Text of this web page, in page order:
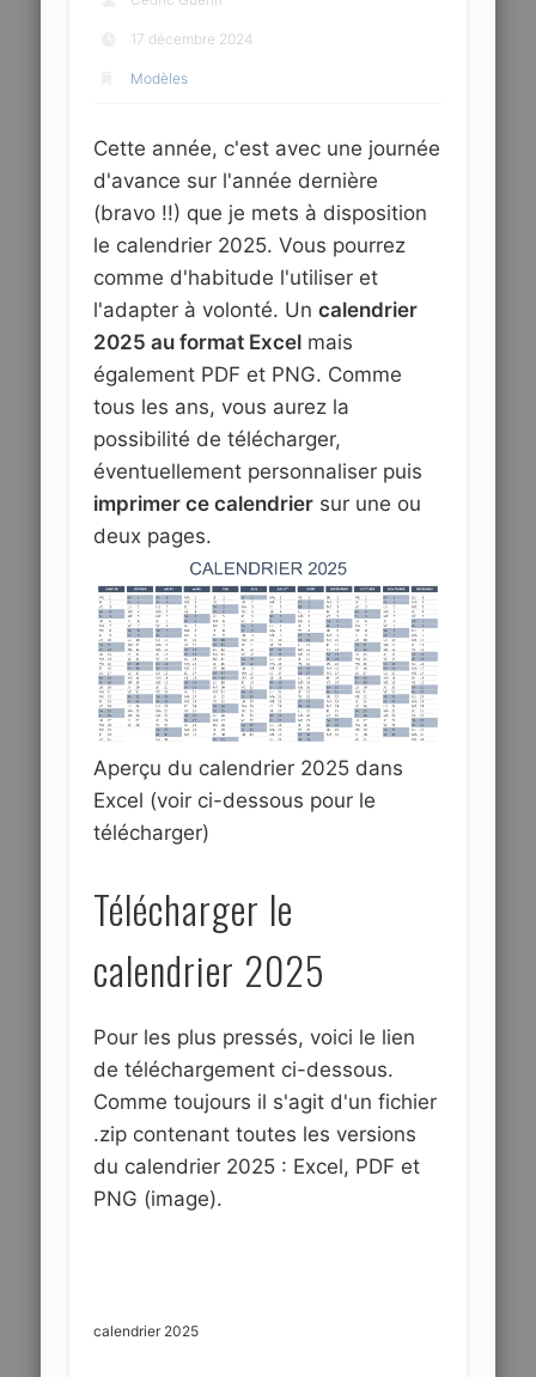
17 décembre 2024
Modèles
Cette année, c'est avec une journée
d'avance sur l'année dernière
(bravo !!) que je mets à disposition
le calendrier 2025. Vous pourrez
comme d'habitude l'utiliser et
l'adapter à volonté. Uncalendrier
2025 au format Excel mais
également PDF et PNG. Comme
tous les ans, vous aurez la
possibilité de télécharger,
éventuellement personnaliser puis
imprimer ce calendrier sur une ou
deux pages.
Aperçu du calendrier 2025 dans
Excel (voir ci-dessous pour le
télécharger)
Télécharger le
calendrier 2025
Pour les plus pressés, voici le lien
de téléchargement ci-dessous.
Comme toujours il s'agit d'un fichier
.zip contenant toutes les versions
du calendrier 2025 : Excel, PDF et
PNG (image).
calendrier 2025